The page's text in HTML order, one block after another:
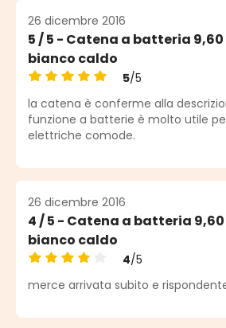
26 dicembre 2016
5 / 5 - Catena a batteria 9,60
bianco caldo
Note moyenne de 5 sur 5 étoiles
5/5
la catena è conferme alla
funzione a batterie è molto utile
elettriche comode.
26 dicembre 2016
4 / 5 - Catena a batteria 9,60
bianco caldo
Note moyenne de 4 sur 5 étoiles
4/5
merce arrivata subito e